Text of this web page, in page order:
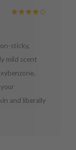
sticky,
mild scent
and liberally